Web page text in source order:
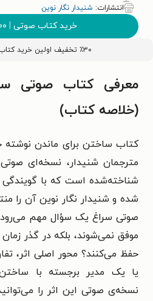
انتشارات: شنیدار نگار نوین
خرید کتاب صوتی |
٪۳۰ تخفیف اولین خرید کتاب با کد
معرفی کتاب صوتی
(خلاصه کتاب)
کتاب ساختن برای ماندن نوشته
مترجمان شنیدار، نسخه‌ای
شناخته‌شده است که با
شده و شنیدار نگار نوین آن را
صوتی سراغ یک سؤال مهم
موفق نمی‌شوند، بلکه در گذر
حفظ می‌کنند؟ محور اصلی اثر،
یا یک مدیر برجسته با
نسخه‌ی صوتی این اثر را